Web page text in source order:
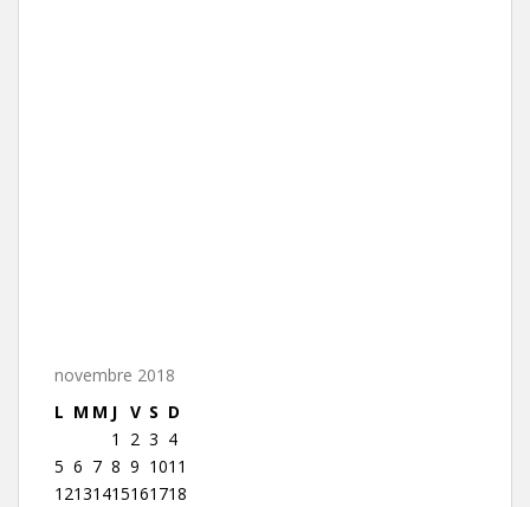
novembre 2018
L M M J V S D
1
2 3 4
5 6 7 8 9 1011
12131415161718